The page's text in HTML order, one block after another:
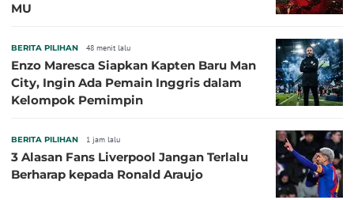
MU
BERITA PILIHAN 48 menit lalu
Enzo Maresca Siapkan Kapten Baru Man
City, Ingin Ada Pemain Inggris dalam
Kelompok Pemimpin
BERITA PILIHAN 1 jam lalu
3 Alasan Fans Liverpool Jangan Terlalu
Berharap kepada Ronald Araujo